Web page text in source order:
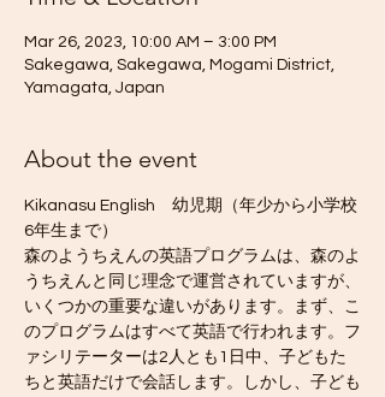
Mar 26, 2023, 10:00 AM – 3:00 PM
Sakegawa, Sakegawa, Mogami District,
Yamagata, Japan
About the event
Kikanasu English　幼児期（年少から小学校
6年生まで）
森のようちえんの英語プログラムは、森のよ
うちえんと同じ理念で運営されていますが、
いくつかの重要な違いがあります。まず、こ
のプログラムはすべて英語で行われます。フ
ァシリテーターは2人とも1日中、子どもた
ちと英語だけで会話します。しかし、子ども